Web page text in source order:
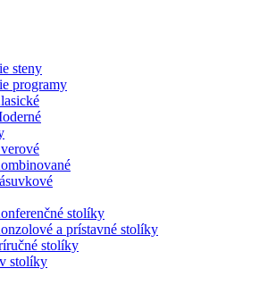
steny
programy
stolíky
a prístavné stolíky
stolíky
stolíky